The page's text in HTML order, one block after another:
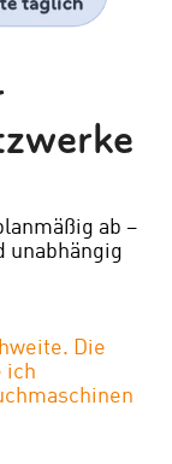
ab –
unabhängig
Die
ich